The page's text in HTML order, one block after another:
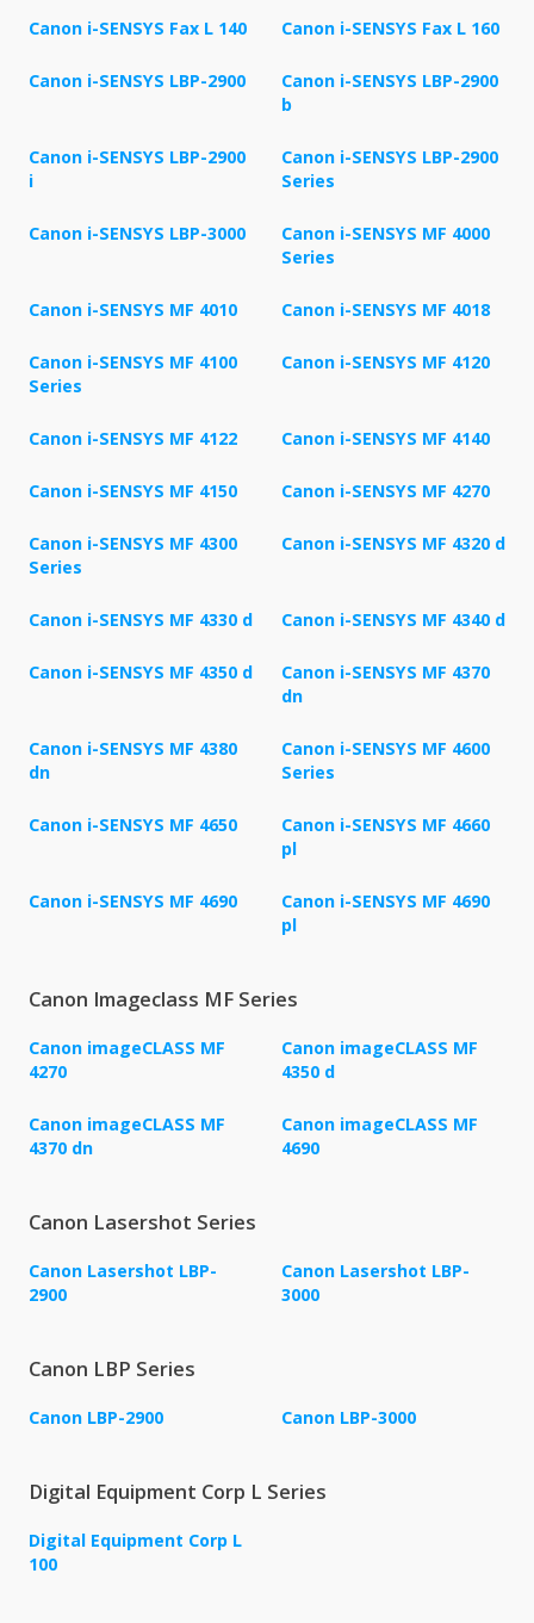
Canon i-SENSYS Fax L 140 Canon i-SENSYS Fax L 160
Canon i-SENSYS LBP-2900
Canon i-SENSYS LBP-2900
b
Canon i-SENSYS LBP-2900
i
Canon i-SENSYS LBP-2900
Series
Canon i-SENSYS LBP-3000
Canon i-SENSYS MF 4000
Series
Canon i-SENSYS MF 4010 Canon i-SENSYS MF 4018
Canon i-SENSYS MF 4100
Series
Canon i-SENSYS MF 4120
Canon i-SENSYS MF 4122 Canon i-SENSYS MF 4140
Canon i-SENSYS MF 4150 Canon i-SENSYS MF 4270
Canon i-SENSYS MF 4300
Series
Canon i-SENSYS MF 4320 d
Canon i-SENSYS MF 4330 d Canon i-SENSYS MF 4340 d
Canon i-SENSYS MF 4350 d
Canon i-SENSYS MF 4370
dn
Canon i-SENSYS MF 4380
dn
Canon i-SENSYS MF 4600
Series
Canon i-SENSYS MF 4650
Canon i-SENSYS MF 4660
pl
Canon i-SENSYS MF 4690
Canon i-SENSYS MF 4690
pl
Canon Imageclass MF Series
Canon imageCLASS MF
4270
Canon imageCLASS MF
4350 d
Canon imageCLASS MF
4370 dn
Canon imageCLASS MF
4690
Canon Lasershot Series
Canon Lasershot LBP-
2900
Canon Lasershot LBP-
3000
Canon LBP Series
Canon LBP-2900 Canon LBP-3000
Digital Equipment Corp L Series
Digital Equipment Corp L
100